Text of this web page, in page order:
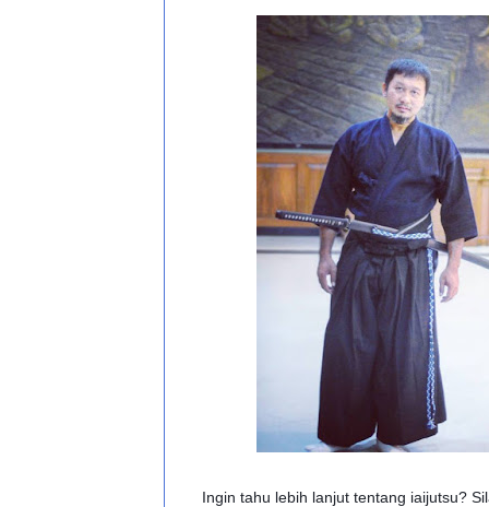
Ingin tahu lebih lanjut tentang iaijutsu?